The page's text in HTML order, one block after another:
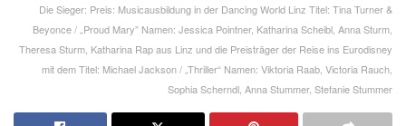
Die Sieger: Preis: Musicausbildung in der Dancing World Linz Titel: Tina Turner &
Beyonce / „Proud Mary” Namen: Jessica Pointner, Katharina Scheibl, Anna Sturm,
Theresa Sturm, Katharina Rap aus Linz und die Preisträger der Reise ins Eurodisney
mit dem Titel: Michael Jackson / „Thriller“ Namen: Viktoria Raab, Victoria Rauch,
Sophia Scherndl, Anna Stummer, Stefanie Stummer